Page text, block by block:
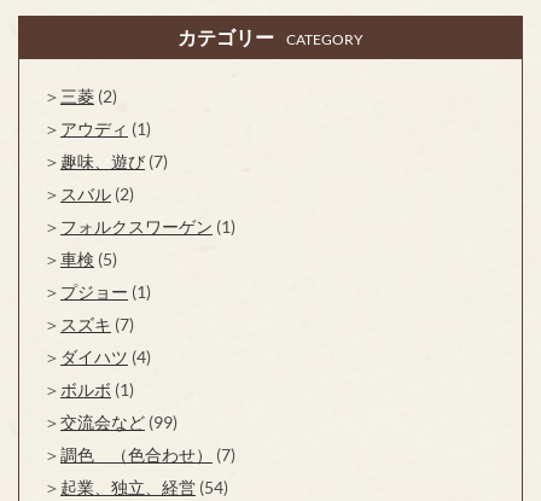
カテゴリー CATEGORY
三菱 (2)
アウディ (1)
趣味、遊び (7)
スバル (2)
フォルクスワーゲン (1)
車検 (5)
プジョー (1)
スズキ (7)
ダイハツ (4)
ボルボ (1)
交流会など (99)
調色 （色合わせ）
(7)
起業、独立、経営 (54)